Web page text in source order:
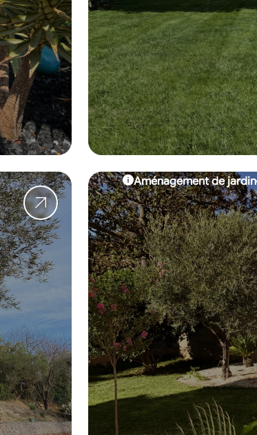
Aménagement de jardin